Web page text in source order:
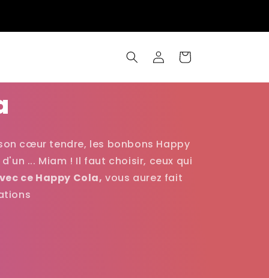
ConnexionPanier
cœur tendre, les bonbons Happy
... Miam ! Il faut choisir, ceux qui
ce Happy Cola, vous aurez fait